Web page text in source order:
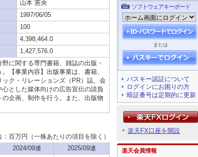
ソフトウェアキーボード
または
パスキー認証について
ログインにお困りの方
暗証番号は定期的に更新
楽天FX口座を開設
楽天会員情報